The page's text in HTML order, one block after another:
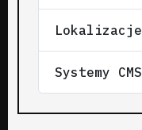
Lokalizacje
Systemy CMS